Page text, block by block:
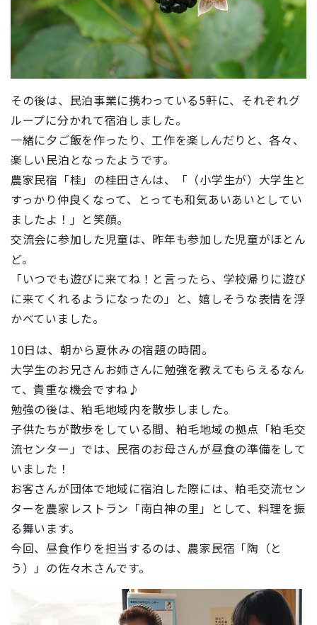
その後は、民泊事業に携わっている5軒に、それぞれグ
ループに分かれて宿泊しました。
一緒に夕ご飯を作ったり、工作を楽しんだりと、各々、
楽しい民泊となったようです。
農家民宿「桂」の桂田さんは、「（小学生が）大学生と
すっかり仲良くなって、とっても和気あいあいとしてい
ましたよ！」と笑顔。
交流会に参加した児童は、昨年も参加した児童がほとん
ど。
「いつでも遊びに来てね！と言ったら、学校帰りに遊び
に来てくれるようになったの」と、嬉しそうな表情を浮
かべていました。
10日は、朝から夏休みの宿題の時間。
大学生のお兄さんお姉さんに勉強を教えてもらえるなん
て、貴重な機会ですね♪
勉強の後は、粕毛地域内を散歩しました。
子供たちが散歩をしている間、粕毛地域の拠点「粕毛交
流センター」では、民宿のお母さんが昼食の準備をして
いました！
お客さんが団体で地域に宿泊した際には、粕毛交流セン
ターを農家レストラン「南白神の里」として、料理を振
る舞います。
今回、昼食作りを担当するのは、農家民宿「陶（と
う）」の佐々木さんです。